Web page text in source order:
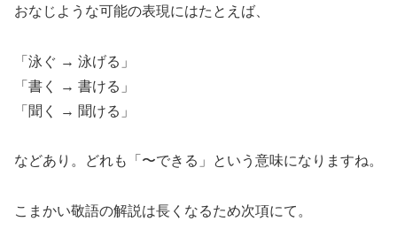
おなじような可能の表現にはたとえば、
「泳ぐ → 泳げる」
「書く → 書ける」
「聞く → 聞ける」
などあり。どれも「〜できる」という意味になりますね。
こまかい敬語の解説は長くなるため次項にて。